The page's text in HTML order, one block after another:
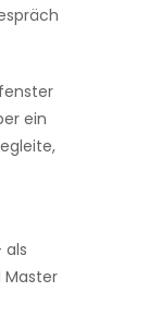
ein
als
Master